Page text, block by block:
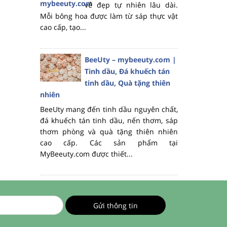
vẻ đẹp tự nhiên lâu dài.
Mỗi bông hoa được làm từ sáp thực vật
cao cấp, tạo...
BeeUty – mybeeuty.com |
Tinh dầu, Đá khuếch tán
tinh dầu, Quà tặng thiên
nhiên
BeeUty mang đến tinh dầu nguyên chất,
đá khuếch tán tinh dầu, nến thơm, sáp
thơm phòng và quà tặng thiên nhiên
cao cấp. Các sản phẩm tại
MyBeeuty.com được thiết...